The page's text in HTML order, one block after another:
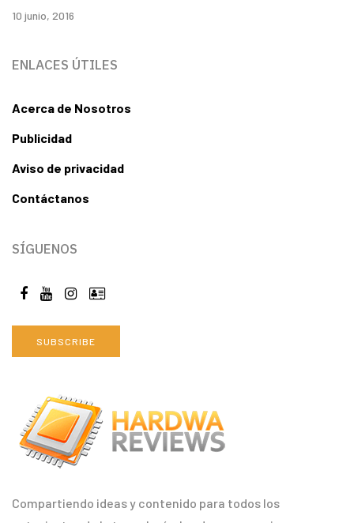
Compartiendo ideas y contenido para todos los
10 junio, 2016
ENLACES ÚTILES
Acerca de Nosotros
Publicidad
Aviso de privacidad
Contáctanos
SÍGUENOS
SUBSCRIBE